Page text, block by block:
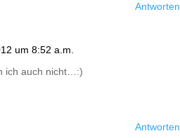
Antworten
um 8:52 a.m.
ich auch nicht…:)
Antworten